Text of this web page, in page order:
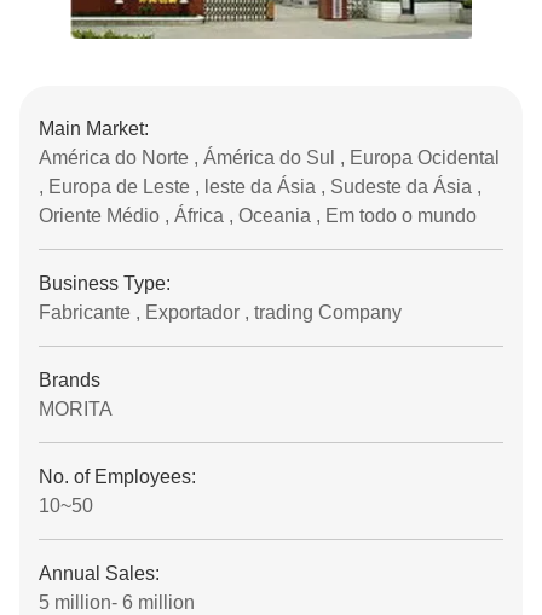
Main Market:
América do Norte , Ámérica do Sul , Europa Ocidental
, Europa de Leste , leste da Ásia , Sudeste da Ásia ,
Oriente Médio , África , Oceania , Em todo o mundo
Business Type:
Fabricante , Exportador , trading Company
Brands
MORITA
No. of Employees:
10~50
Annual Sales:
5 million- 6 million